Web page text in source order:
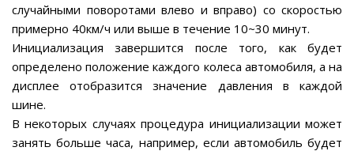
случайными поворотами влево и вправо) со скоростью
примерно 40км/ч или выше в течение 10~30 минут.
Инициализация завершится после того, как будет
определено положение каждого колеса автомобиля, а на
дисплее отобразится значение давления в каждой
шине.
В некоторых случаях процедура инициализации может
занять больше часа, например, если автомобиль будет